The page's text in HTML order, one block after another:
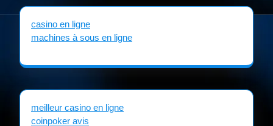
casino en ligne
machines à sous en ligne
meilleur casino en ligne
coinpoker avis